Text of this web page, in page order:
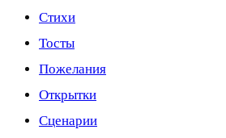
Стихи
Тосты
Пожелания
Открытки
Сценарии